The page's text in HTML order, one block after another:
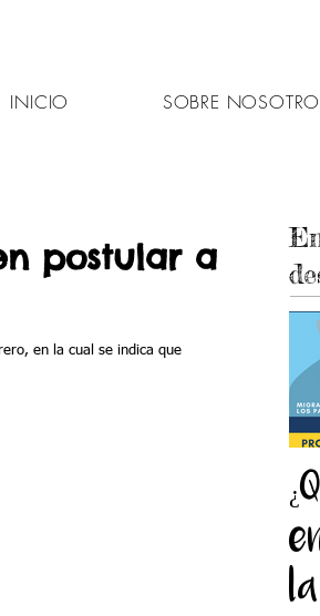
INICIO SOBRE
postular a
en la cual se indica que